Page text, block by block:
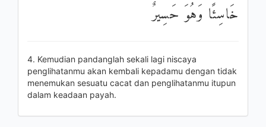
خَاسِئًا وَهُوَ حَسِيرٌ
4. Kemudian pandanglah sekali lagi niscaya
penglihatanmu akan kembali kepadamu dengan tidak
menemukan sesuatu cacat dan penglihatanmu itupun
dalam keadaan payah.